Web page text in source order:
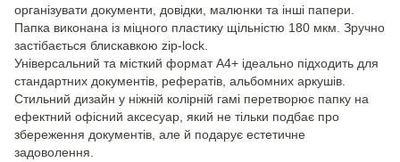
організувати документи, довідки, малюнки та інші папери.
Папка виконана із міцного пластику щільністю 180 мкм. Зручно
застібається блискавкою zip-lock.
Універсальний та місткий формат А4+ ідеально підходить для
стандартних документів, рефератів, альбомних аркушів.
Стильний дизайн у ніжній колірній гамі перетворює папку на
ефектний офісний аксесуар, який не тільки подбає про
збереження документів, але й подарує естетичне
задоволення.